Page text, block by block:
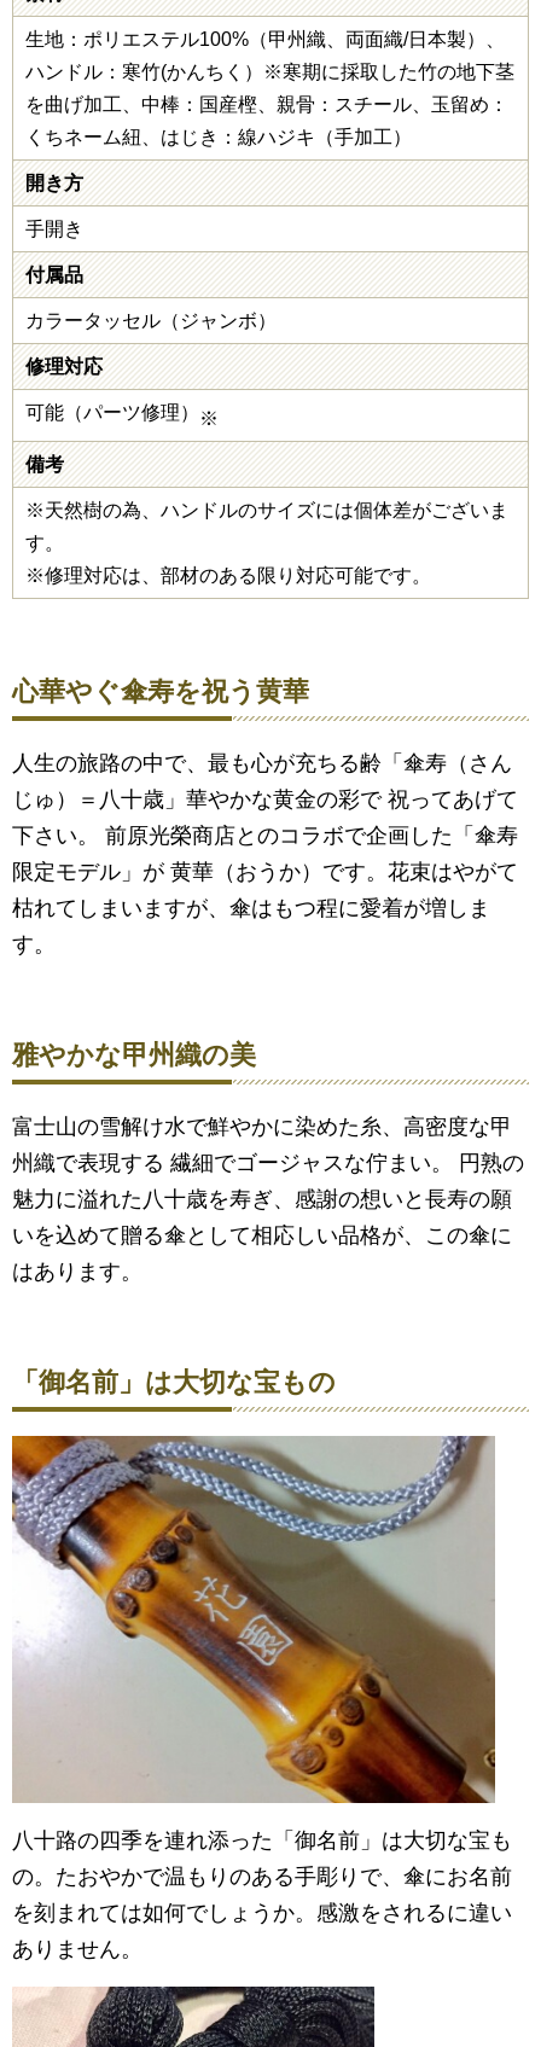
生地：ポリエステル100%（甲州織、両面織/日本製）、
ハンドル：寒竹(かんちく）※寒期に採取した竹の地下茎
を曲げ加工、中棒：国産樫、親骨：スチール、玉留め：
くちネーム紐、はじき：線ハジキ（手加工）
開き方
手開き
付属品
カラータッセル（ジャンボ）
修理対応
可能（パーツ修理） ※
備考
※天然樹の為、ハンドルのサイズには個体差がございま
す。
※修理対応は、部材のある限り対応可能です。
心華やぐ傘寿を祝う黄華
人生の旅路の中で、最も心が充ちる齢「傘寿（さん
じゅ）＝八十歳」華やかな黄金の彩で 祝ってあげて
下さい。 前原光榮商店とのコラボで企画した「傘寿
限定モデル」が 黄華（おうか）です。花束はやがて
枯れてしまいますが、傘はもつ程に愛着が増しま
す。
雅やかな甲州織の美
富士山の雪解け水で鮮やかに染めた糸、高密度な甲
州織で表現する 繊細でゴージャスな佇まい。 円熟の
魅力に溢れた八十歳を寿ぎ、感謝の想いと長寿の願
いを込めて贈る傘として相応しい品格が、この傘に
はあります。
「御名前」は大切な宝もの
八十路の四季を連れ添った「御名前」は大切な宝も
の。たおやかで温もりのある手彫りで、傘にお名前
を刻まれては如何でしょうか。感激をされるに違い
ありません。